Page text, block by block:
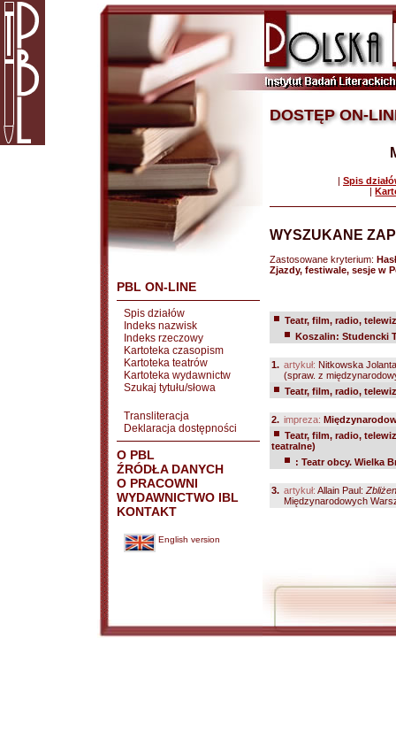
PBL ON-LINE
Spis działów
Indeks nazwisk
Indeks rzeczowy
Kartoteka czasopism
Kartoteka teatrów
Kartoteka wydawnictw
Szukaj tytułu/słowa
Transliteracja
Deklaracja dostępności
O PBL
ŹRÓDŁA DANYCH
O PRACOWNI
WYDAWNICTWO IBL
KONTAKT
English version
DOSTĘP ON-
| Spis
|
WYSZUKANE
Zastosowane kryterium:
Zjazdy, festiwale, sesje w
Teatr, film, radio,
Koszalin: Studencki
1. artykuł: Nitkowska
(spraw. z
Teatr, film, radio,
2. impreza:
Teatr, film, radio,
teatralne)
: Teatr obcy. Wielka
3. artykuł: Allain Paul:
Międzynarodowych